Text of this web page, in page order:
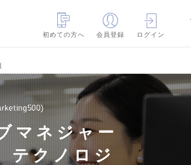
初めての方へ
会員登録 ログイン
マネジャー
テクノロジ